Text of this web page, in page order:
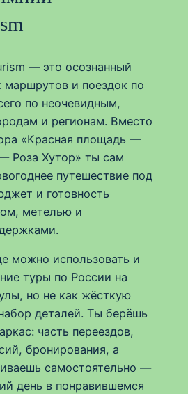
— это осознанный
маршрутов и поездок по
по неочевидным,
и регионам. Вместо
«Красная площадь —
Роза Хутор» ты сам
путешествие под
и готовность
метелью и
можно использовать и
туры по России на
но не как жёсткую
деталей. Ты берёшь
часть переездов,
бронирования, а
самостоятельно —
день в понравившемся